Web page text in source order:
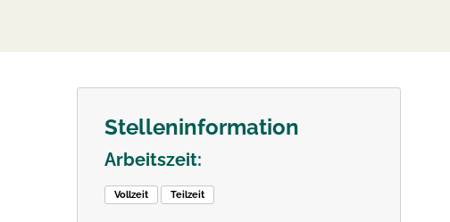
Stelleninformation
Arbeitszeit:
Vollzeit Teilzeit